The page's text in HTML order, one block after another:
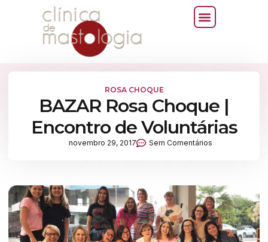
ROSA CHOQUE
BAZAR Rosa Choque |
Encontro de Voluntárias
novembro 29, 2017 Sem Comentários